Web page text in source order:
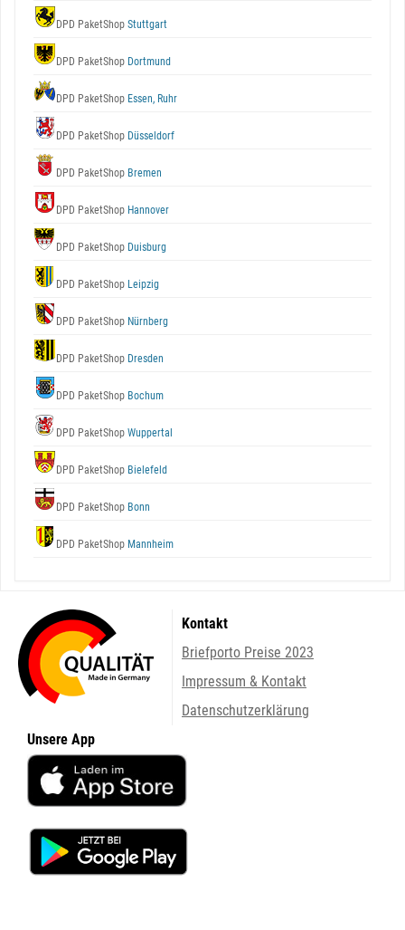
DPD PaketShop Stuttgart
DPD PaketShop Dortmund
DPD PaketShop Essen, Ruhr
DPD PaketShop Düsseldorf
DPD PaketShop Bremen
DPD PaketShop Hannover
DPD PaketShop Duisburg
DPD PaketShop Leipzig
DPD PaketShop Nürnberg
DPD PaketShop Dresden
DPD PaketShop Bochum
DPD PaketShop Wuppertal
DPD PaketShop Bielefeld
DPD PaketShop Bonn
DPD PaketShop Mannheim
Kontakt
Briefporto Preise 2023
Impressum & Kontakt
Datenschutzerklärung
Unsere App